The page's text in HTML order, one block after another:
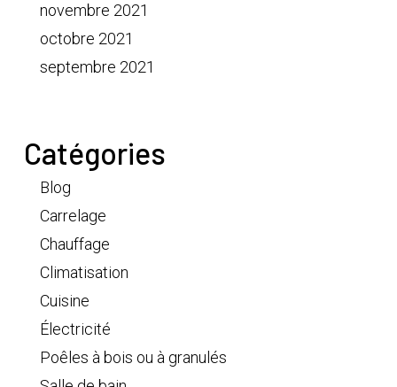
novembre 2021
octobre 2021
septembre 2021
Catégories
Blog
Carrelage
Chauffage
Climatisation
Cuisine
Électricité
Poêles à bois ou à granulés